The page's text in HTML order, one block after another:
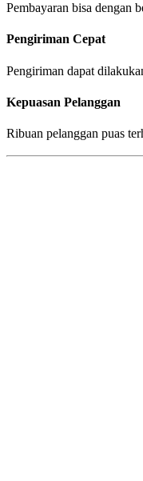
Pembayaran bisa dengan
Pengiriman Cepat
Pengiriman dapat
Kepuasan Pelanggan
Ribuan pelanggan puas